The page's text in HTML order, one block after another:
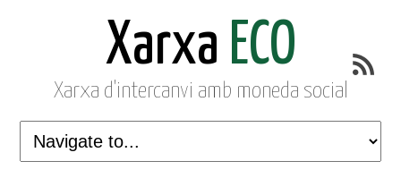
Xarxa ECO
Xarxa d'intercanvi amb moneda social